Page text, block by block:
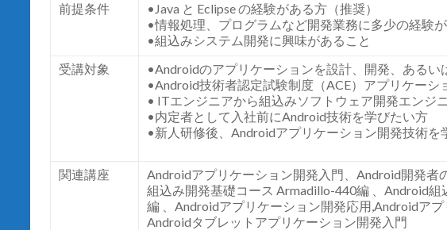
前提条件 •Java と Eclipseの経験がある方（推奨）
•情報処理、プログラムなど開発業務に多少の経験
•組込みシステム開発に興味があること
受講対象
•Androidのアプリケーションを設計、開発、あるい
•Android技術者認定試験制度（ACE）アプリケーシ
• ITエンジニアから組込みソフトウェア開発エンジ
•内定者として入社前にAndroid技術を学びたい方
•新人研修後、 Androidアプリケーション開発技術を
関連講座 Androidアプリケーション開発入門、 Android開発者
組込み開発基礎コース Armadillo-440編 Android組
編
Androidアプリケーション開発応用,Androidア
Androidタブレットアプリケーション開発入門